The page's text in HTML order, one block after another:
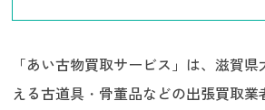
「あい古物買取サービス」は、滋賀
える古道具・骨董品などの出張買取業